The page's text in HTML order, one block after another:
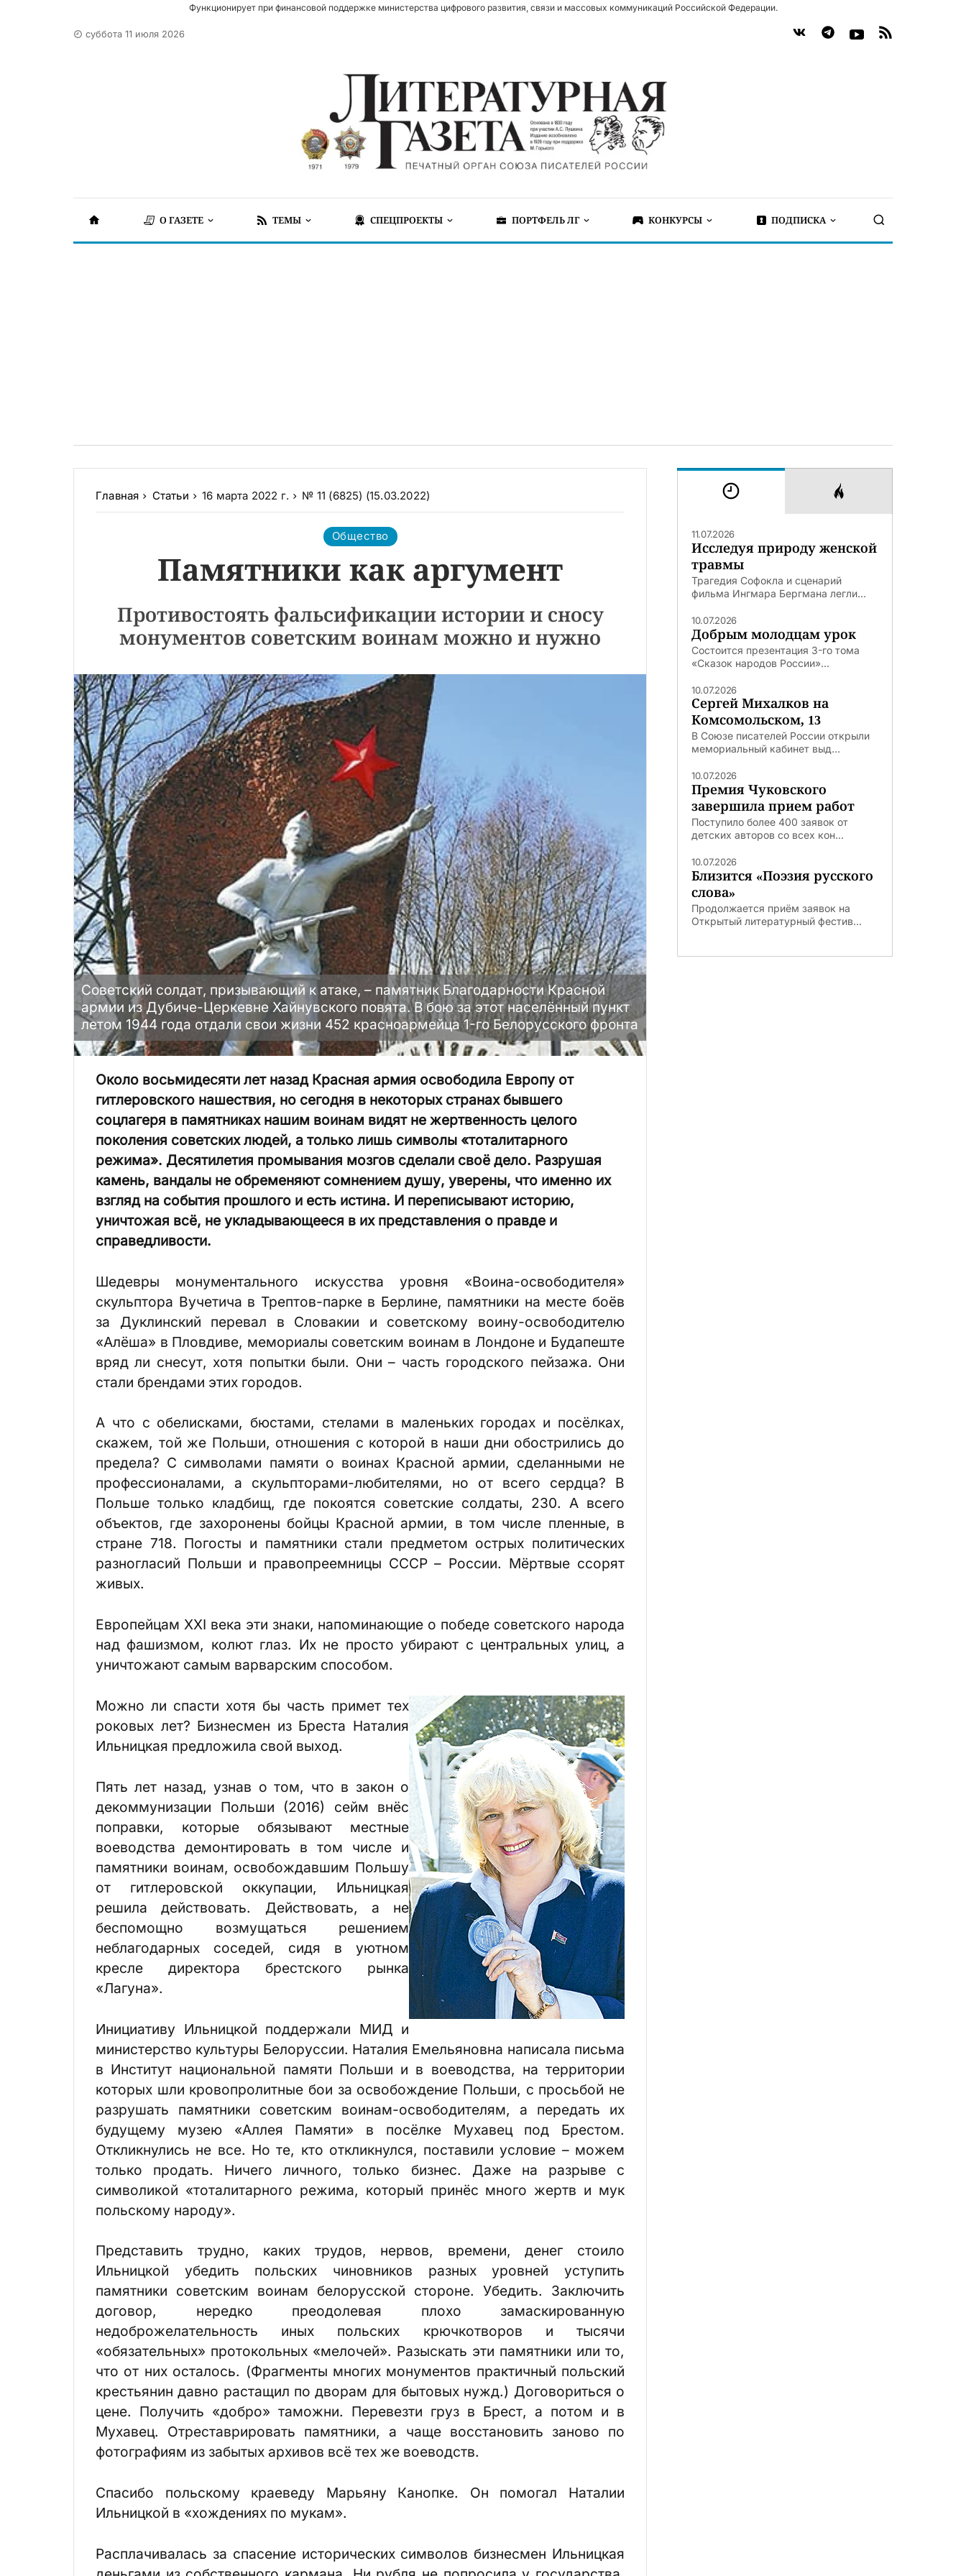
Функционирует при финансовой поддержке министерства цифрового развития, связи и массовых коммуникаций Российской Федерации.
суббота 11 июля 2026
О ГАЗЕТЕ ТЕМЫ СПЕЦПРОЕКТЫ ПОРТФЕЛЬ ЛГ КОНКУРСЫ ПОДПИСКА
Главная Статьи 16 марта 2022 г. № 11 (6825) (15.03.2022)
Общество
Памятники как аргумент
Противостоять фальсификации истории и сносу
монументов советским воинам можно и нужно
Советский солдат, призывающий к атаке, – памятник Благодарности Красной
армии из Дубиче-Церкевне Хайнувского повята. В бою за этот населённый пункт
летом 1944 года отдали свои жизни 452 красноармейца 1-го Белорусского фронта
Около восьмидесяти лет назад Красная армия освободила Европу от
гитлеровского нашествия, но сегодня в некоторых странах бывшего
соцлагеря в памятниках нашим воинам видят не жертвенность целого
поколения советских людей, а только лишь символы «тоталитарного
режима». Десятилетия промывания мозгов сделали своё дело. Разрушая
камень, вандалы не обременяют сомнением душу, уверены, что именно их
взгляд на события прошлого и есть истина. И переписывают историю,
уничтожая всё, не укладывающееся в их представления о правде и
справедливости.
Шедевры монументального искусства уровня «Воина-освободителя»
скульптора Вучетича в Трептов-парке в Берлине, памятники на месте боёв
за Дуклинский перевал в Словакии и советскому воину-освободителю
«Алёша» в Пловдиве, мемориалы советским воинам в Лондоне и Будапеште
вряд ли снесут, хотя попытки были. Они – часть городского пейзажа. Они
стали брендами этих городов.
А что с обелисками, бюстами, стелами в маленьких городах и посёлках,
скажем, той же Польши, отношения с которой в наши дни обострились до
предела? С символами памяти о воинах Красной армии, сделанными не
профессионалами, а скульпторами-любителями, но от всего сердца? В
Польше только кладбищ, где покоятся советские солдаты, 230. А всего
объектов, где захоронены бойцы Красной армии, в том числе пленные, в
стране 718. Погосты и памятники стали предметом острых политических
разногласий Польши и правопреемницы СССР – России. Мёртвые ссорят
живых.
Европейцам ХХI века эти знаки, напоминающие о победе советского народа
над фашизмом, колют глаз. Их не просто убирают с центральных улиц, а
уничтожают самым варварским способом.
Можно ли спасти хотя бы часть примет тех
роковых лет? Бизнесмен из Бреста Наталия
Ильницкая предложила свой выход.
Пять лет назад, узнав о том, что в закон о
декоммунизации Польши (2016) сейм внёс
поправки, которые обязывают местные
воеводства демонтировать в том числе и
памятники воинам, освобождавшим Польшу
от гитлеровской оккупации, Ильницкая
решила действовать. Действовать, а не
беспомощно возмущаться решением
неблагодарных соседей, сидя в уютном
кресле директора брестского рынка
«Лагуна».
Инициативу Ильницкой поддержали МИД и
министерство культуры Белоруссии. Наталия Емельяновна написала письма
в Институт национальной памяти Польши и в воеводства, на территории
которых шли кровопролитные бои за освобождение Польши, с просьбой не
разрушать памятники советским воинам-освободителям, а передать их
будущему музею «Аллея Памяти» в посёлке Мухавец под Брестом.
Откликнулись не все. Но те, кто откликнулся, поставили условие – можем
только продать. Ничего личного, только бизнес. Даже на разрыве с
символикой «тоталитарного режима, который принёс много жертв и мук
польскому народу».
Представить трудно, каких трудов, нервов, времени, денег стоило
Ильницкой убедить польских чиновников разных уровней уступить
памятники советским воинам белорусской стороне. Убедить. Заключить
договор, нередко преодолевая плохо замаскированную
недоброжелательность иных польских крючкотворов и тысячи
«обязательных» протокольных «мелочей». Разыскать эти памятники или то,
что от них осталось. (Фрагменты многих монументов практичный польский
крестьянин давно растащил по дворам для бытовых нужд.) Договориться о
цене. Получить «добро» таможни. Перевезти груз в Брест, а потом и в
Мухавец. Отреставрировать памятники, а чаще восстановить заново по
фотографиям из забытых архивов всё тех же воеводств.
Спасибо польскому краеведу Марьяну Канопке. Он помогал Наталии
Ильницкой в «хождениях по мукам».
Расплачивалась за спасение исторических символов бизнесмен Ильницкая
11.07.2026
Исследуя природу женской
травмы
Трагедия Софокла и сценарий
фильма Ингмара Бергмана легли...
10.07.2026
Добрым молодцам урок
Состоится презентация 3-го тома
«Сказок народов России»...
10.07.2026
Сергей Михалков на
Комсомольском, 13
В Союзе писателей России открыли
мемориальный кабинет выд...
10.07.2026
Премия Чуковского
завершила прием работ
Поступило более 400 заявок от
детских авторов со всех кон...
10.07.2026
Близится «Поэзия русского
слова»
Продолжается приём заявок на
Открытый литературный фестив...